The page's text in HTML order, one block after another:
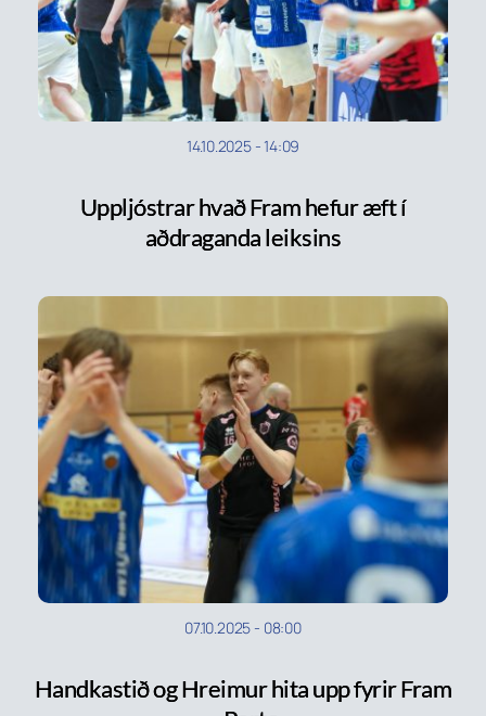
14.10.2025-14:09
Uppljóstrar hvað Fram hefur æft í
aðdraganda leiksins
07.10.2025 - 08:00
Handkastið og Hreimur hita upp fyrir Fram